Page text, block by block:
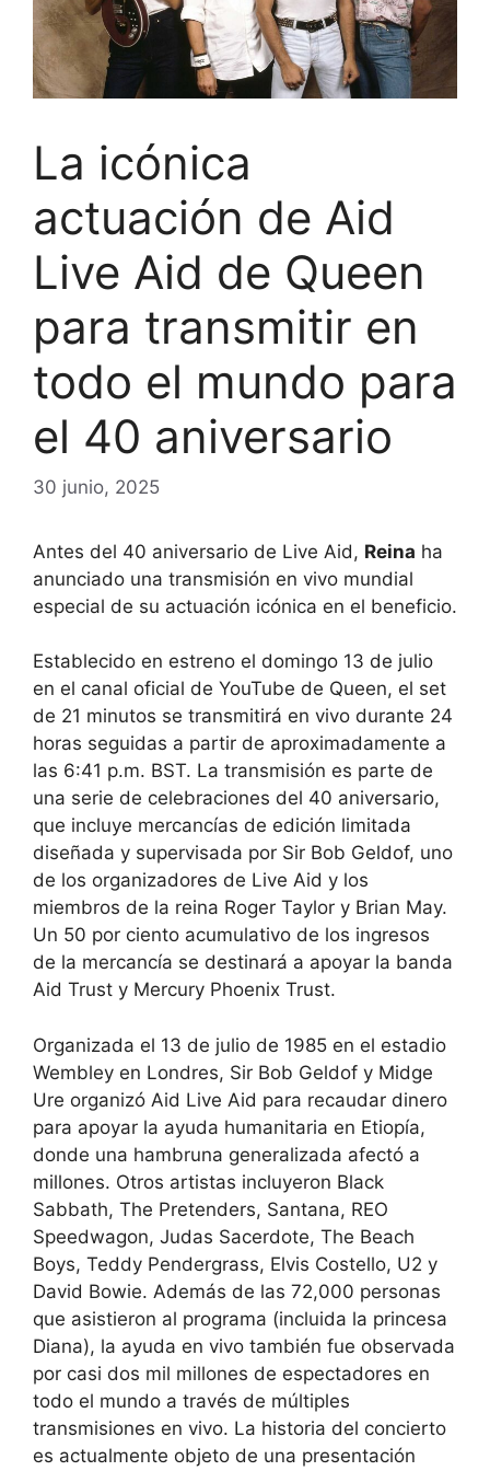
La icónica
actuación de Aid
Live Aid de Queen
para transmitir en
todo el mundo para
el 40 aniversario
30 junio, 2025
Antes del 40 aniversario de Live Aid, Reina ha
anunciado una transmisión en vivo mundial
especial de su actuación icónica en el beneficio.
Establecido en estreno el domingo 13 de julio
en el canal oficial de YouTube de Queen, el set
de 21 minutos se transmitirá en vivo durante 24
horas seguidas a partir de aproximadamente a
las 6:41 p.m. BST. La transmisión es parte de
una serie de celebraciones del 40 aniversario,
que incluye mercancías de edición limitada
diseñada y supervisada por Sir Bob Geldof, uno
de los organizadores de Live Aid y los
miembros de la reina Roger Taylor y Brian May.
Un 50 por ciento acumulativo de los ingresos
de la mercancía se destinará a apoyar la banda
Aid Trust y Mercury Phoenix Trust.
Organizada el 13 de julio de 1985 en el estadio
Wembley en Londres, Sir Bob Geldof y Midge
Ure organizó Aid Live Aid para recaudar dinero
para apoyar la ayuda humanitaria en Etiopía,
donde una hambruna generalizada afectó a
millones. Otros artistas incluyeron Black
Sabbath, The Pretenders, Santana, REO
Speedwagon, Judas Sacerdote, The Beach
Boys, Teddy Pendergrass, Elvis Costello, U2 y
David Bowie. Además de las 72,000 personas
que asistieron al programa (incluida la princesa
Diana), la ayuda en vivo también fue observada
por casi dos mil millones de espectadores en
todo el mundo a través de múltiples
transmisiones en vivo. La historia del concierto
es actualmente objeto de una presentación